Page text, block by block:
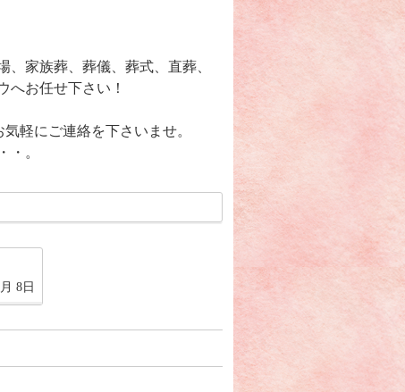
家族葬、葬儀、葬式、直葬、
へお任せ下さい！
軽にご連絡を下さいませ。
・。
8日